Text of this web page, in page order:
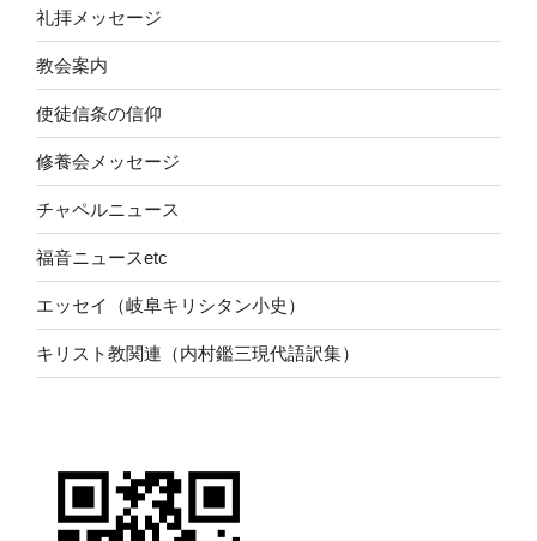
礼拝メッセージ
教会案内
使徒信条の信仰
修養会メッセージ
チャペルニュース
福音ニュースetc
エッセイ（岐阜キリシタン小史）
キリスト教関連（内村鑑三現代語訳集）